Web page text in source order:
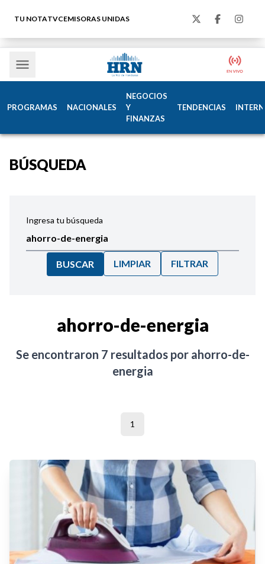
TU NOTATVCEMISORAS UNIDAS
PROGRAMAS NACIONALES
NEGOCIOS
Y
FINANZAS
TENDENCIAS
BÚSQUEDA
Ingresa tu búsqueda
BUSCAR LIMPIAR FILTRAR
ahorro-de-energia
Se encontraron 7 resultados por ahorro-de-
energia
1